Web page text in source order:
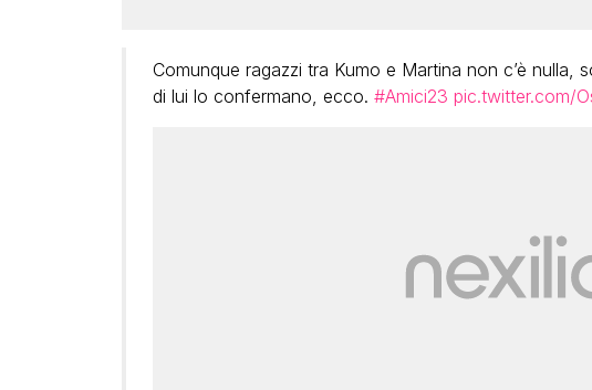
Comunque ragazzi tra Kumo e Martina non c’è nulla,
di lui lo confermano, ecco. #Amici23 pic.twitter.com/